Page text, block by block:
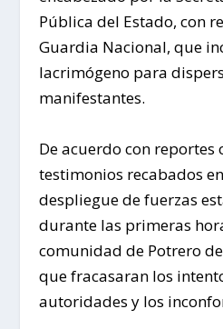
Pública del Estado, con
Guardia Nacional, que
lacrimógeno para
manifestantes.
De acuerdo con reportes
testimonios recabados
despliegue de fuerzas
durante las primeras
comunidad de Potrero
que fracasaran los
autoridades y los